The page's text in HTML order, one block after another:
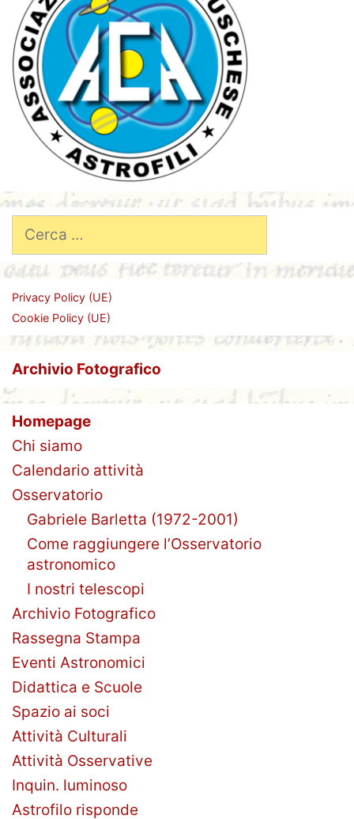
Ricerca
per:
Privacy Policy (UE)
Cookie Policy (UE)
Archivio Fotografico
Homepage
Chi siamo
Calendario attività
Osservatorio
Gabriele Barletta (1972-2001)
Come raggiungere l’Osservatorio
astronomico
I nostri telescopi
Archivio Fotografico
Rassegna Stampa
Eventi Astronomici
Didattica e Scuole
Spazio ai soci
Attività Culturali
Attività Osservative
Inquin. luminoso
Astrofilo risponde